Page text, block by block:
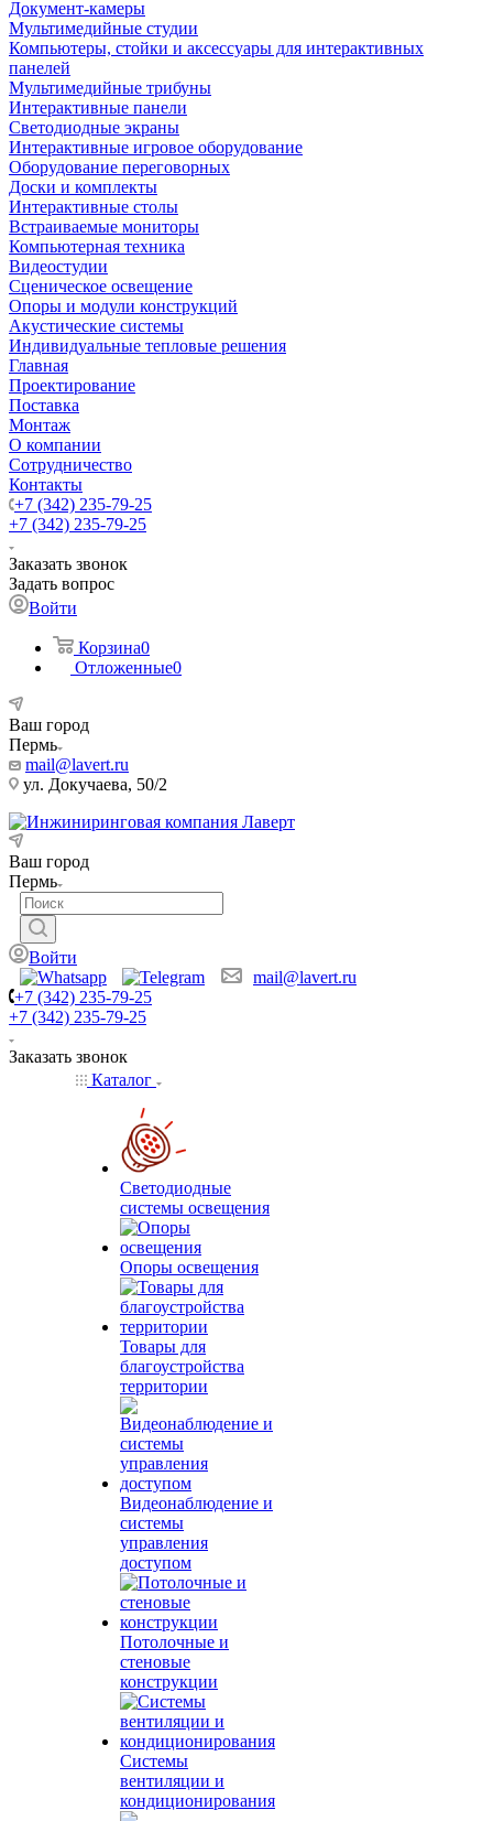
Документ-камеры
Мультимедийные студии
Компьютеры, стойки и аксессуары для интерактивных
панелей
Мультимедийные трибуны
Интерактивные панели
Светодиодные экраны
Интерактивные игровое оборудование
Оборудование переговорных
Доски и комплекты
Интерактивные столы
Встраиваемые мониторы
Компьютерная техника
Видеостудии
Cценическое освещение
Опоры и модули конструкций
Акустические системы
Индивидуальные тепловые решения
Главная
Проектирование
Поставка
Монтаж
О компании
Сотрудничество
Контакты
+7 (342) 235-79-25
+7 (342) 235-79-25
Заказать звонок
Задать вопрос
Войти
Корзина0
Отложенные0
Ваш город
Пермь
mail@lavert.ru
ул. Докучаева, 50/2
Ваш город
Пермь
Войти
mail@lavert.ru
+7 (342) 235-79-25
+7 (342) 235-79-25
Заказать звонок
Каталог
Светодиодные
системы освещения
Опоры освещения
Товары для
благоустройства
территории
Видеонаблюдение и
системы
управления
доступом
Потолочные и
стеновые
конструкции
Системы
вентиляции и
кондиционирования